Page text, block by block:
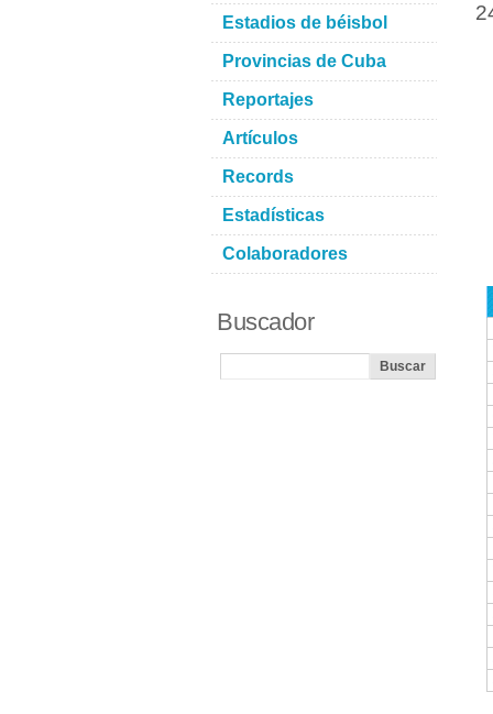
Estadios de béisbol
Provincias de Cuba
Reportajes
Artículos
Records
Estadísticas
Colaboradores
Buscador